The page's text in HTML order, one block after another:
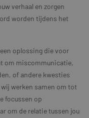
verhaal en zorgen
worden tijdens het
oplossing die voor
om miscommunicatie,
of andere kwesties
werken samen om tot
focussen op
om de relatie tussen jou